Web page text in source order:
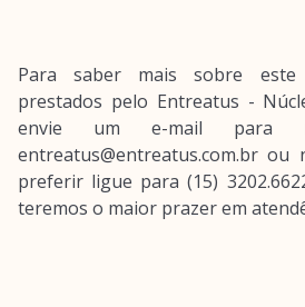
Para saber mais sobre
prestados pelo Entreatus -
envie um e-mail para
entreatus@entreatus.com.br ou
preferir ligue para (15)
teremos o maior prazer em